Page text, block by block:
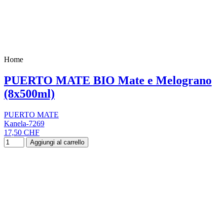
Home
PUERTO MATE BIO Mate e Melograno
(8x500ml)
PUERTO MATE
Kanela-7269
17,50 CHF
Aggiungi al carrello